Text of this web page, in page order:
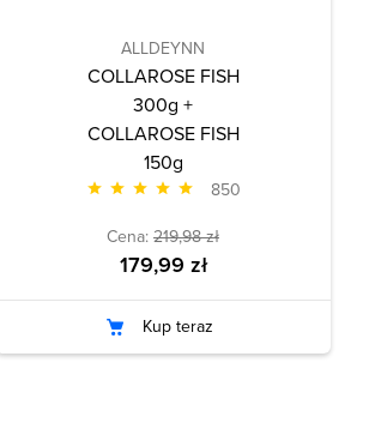
ALLDEYNN
COLLAROSE FISH
300g +
COLLAROSE FISH
150g
850
Cena: 219,98 zł
179,99 zł
Kup teraz